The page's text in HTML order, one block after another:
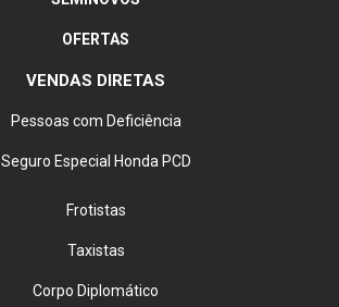
OFERTAS
VENDAS DIRETAS
Pessoas com Deficiência
Seguro Especial Honda PCD
Frotistas
Taxistas
Corpo Diplomático